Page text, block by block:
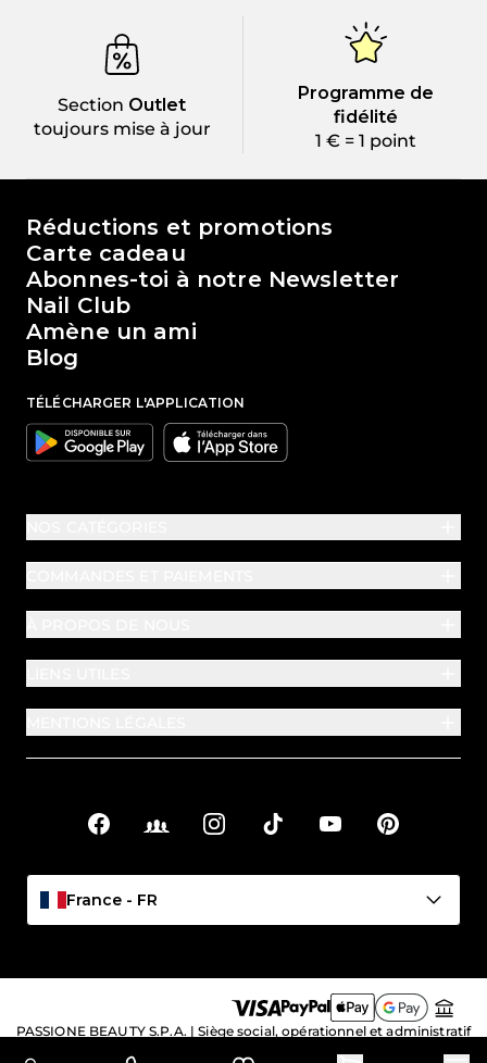
Section Outlet
toujours mise à jour
Programme de
fidélité
1 € = 1 point
Le monde de Passione Beauty
Réductions et promotions
Carte cadeau
Abonnes-toi à notre Newsletter
Nail Club
Amène un ami
Blog
TÉLÉCHARGER L'APPLICATION
Google Apple
Liens sociaux
FacebookFacebook Groups
InstagramTikTok YouTubePinterest
France - FR
PASSIONE BEAUTY S.P.A. | Siège social, opérationnel et administratif